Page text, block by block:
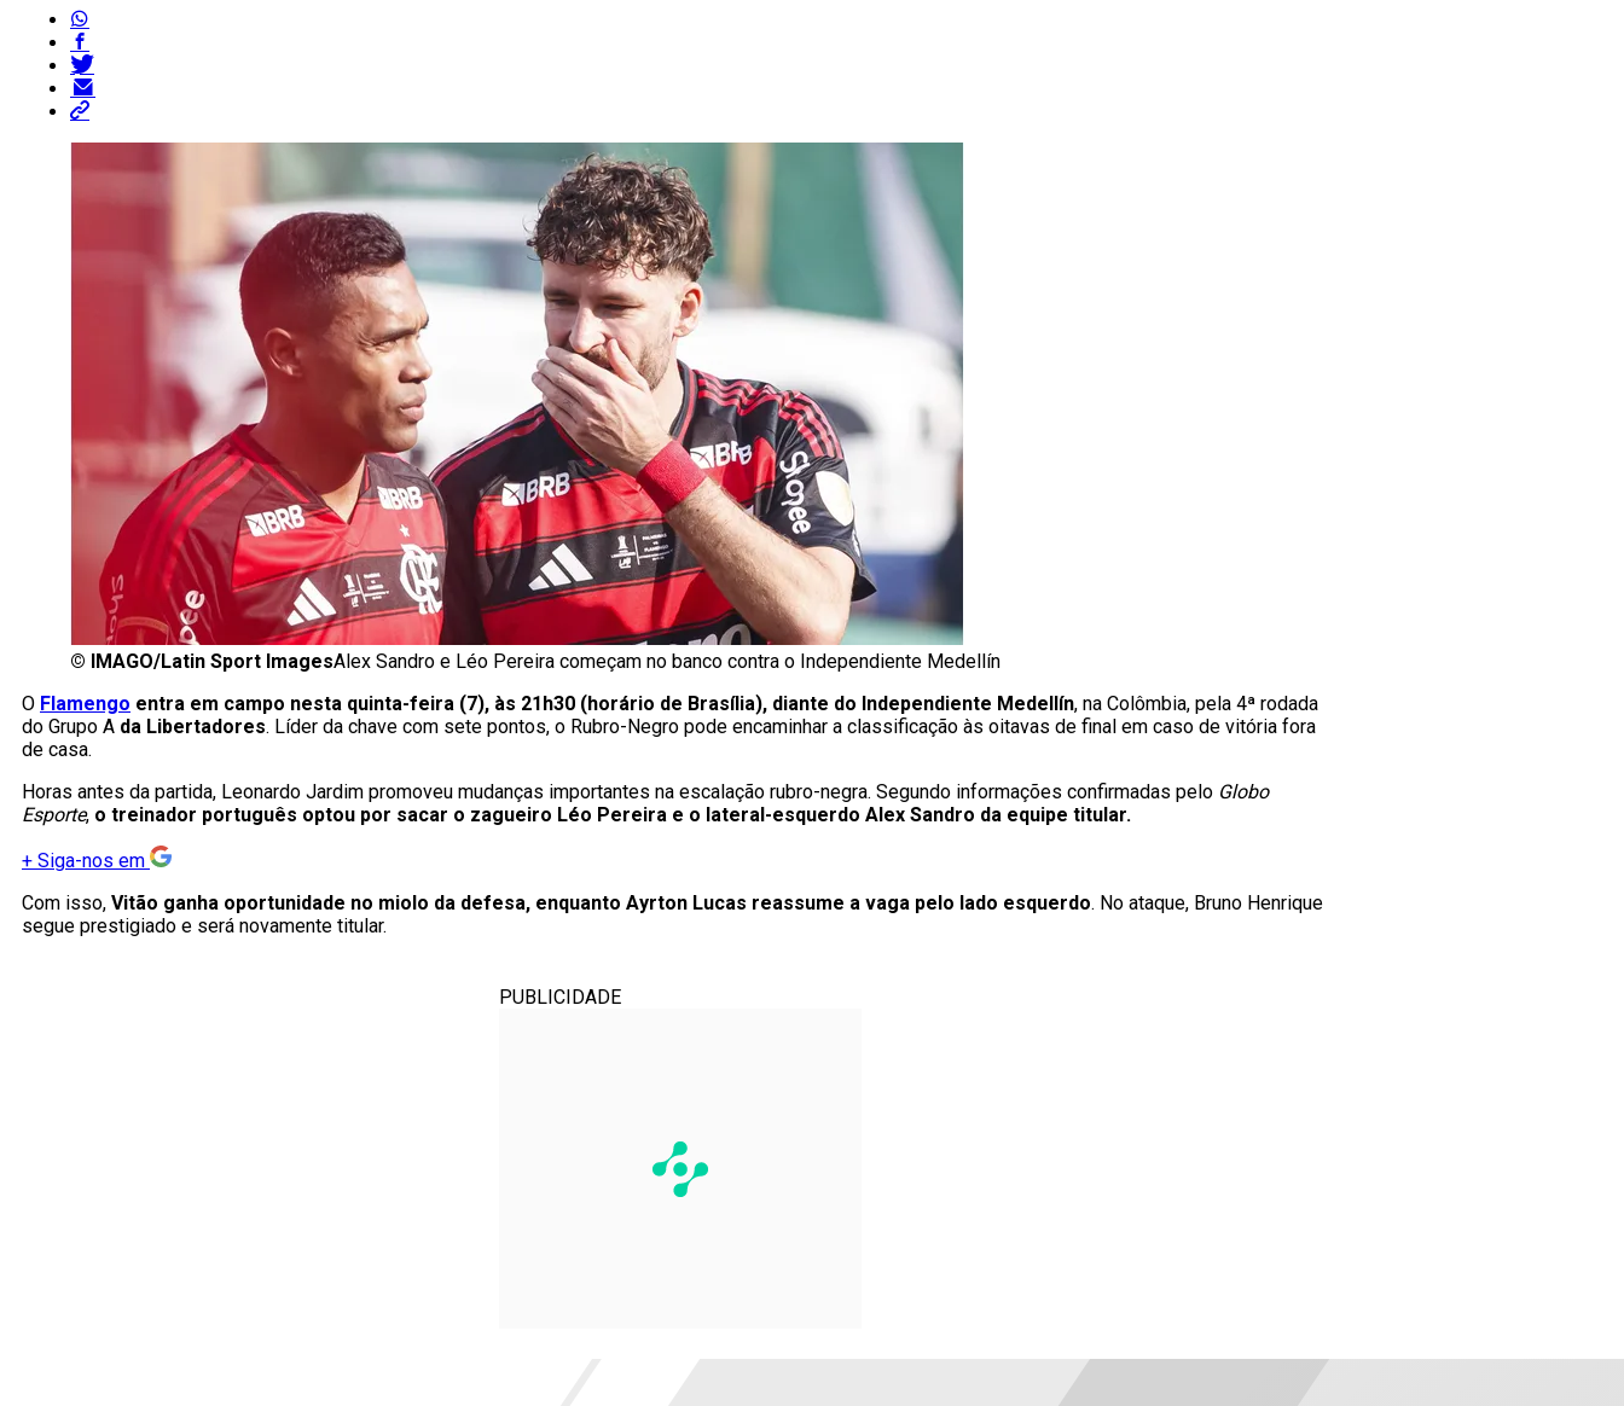
© IMAGO/Latin Sport ImagesAlex Sandro e Léo Pereira começam no banco contra o Independiente Medellín
O Flamengo entra em campo nesta quinta-feira (7), às 21h30 (horário de Brasília), diante do Independiente Medellín, na Colômbia, pela 4ª rodada
do Grupo A da Libertadores. Líder da chave com sete pontos, o Rubro-Negro pode encaminhar a classificação às oitavas de final em caso de vitória fora
de casa.
Horas antes da partida, Leonardo Jardim promoveu mudanças importantes na escalação rubro-negra. Segundo informações confirmadas pelo Globo
Esporte, o treinador português optou por sacar o zagueiro Léo Pereira e o lateral-esquerdo Alex Sandro da equipe titular.
+ Siga-nos em
Com isso, Vitão ganha oportunidade no miolo da defesa, enquanto Ayrton Lucas reassume a vaga pelo lado esquerdo. No ataque, Bruno Henrique
segue prestigiado e será novamente titular.
PUBLICIDADE